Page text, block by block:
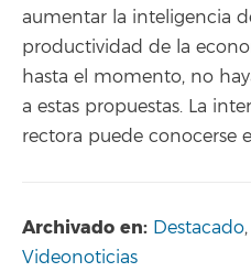
aumentar la inteligencia
productividad de la
hasta el momento, no
a estas propuestas. La
rectora puede conocerse
Archivado en: Destacado,
Videonoticias